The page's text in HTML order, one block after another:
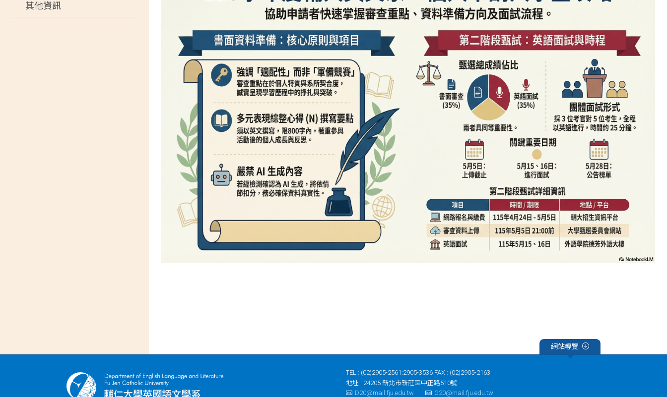
其他資訊
網站導覽
TEL : (02)2905-2561;2905-3536 FAX : (02)2905-2163
地址 : 24205 新北市新莊區中正路510號
D20@mail.fju.edu.tw
G20@mail.fju.edu.tw